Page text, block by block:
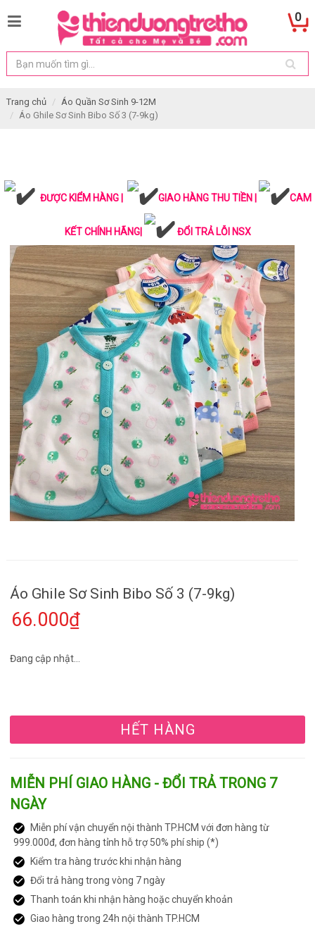
0
Trang chủ
Áo Quần Sơ Sinh 9-12M
Áo Ghile Sơ Sinh Bibo Số 3 (7-9kg)
ĐƯỢC KIỂM HÀNG | GIAO HÀNG THU TIỀN | CAM
KẾT CHÍNH HÃNG| ĐỔI TRẢ LỖI NSX
Áo Ghile Sơ Sinh Bibo Số 3 (7-9kg)
66.000₫
Đang cập nhật...
HẾT HÀNG
MIỄN PHÍ GIAO HÀNG - ĐỔI TRẢ TRONG 7
NGÀY
Miễn phí vận chuyển nội thành TP.HCM với đơn hàng từ
999.000đ, đơn hàng tỉnh hỗ trợ 50% phí ship (*)
Kiểm tra hàng trước khi nhận hàng
Đổi trả hàng trong vòng 7 ngày
Thanh toán khi nhận hàng hoặc chuyển khoản
Giao hàng trong 24h nội thành TP.HCM